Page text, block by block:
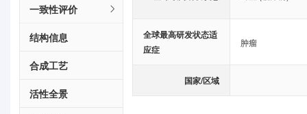
一致性评价
结构信息
合成工艺
活性全景
全球最高研发状态适
应症
肿瘤
国家/区域